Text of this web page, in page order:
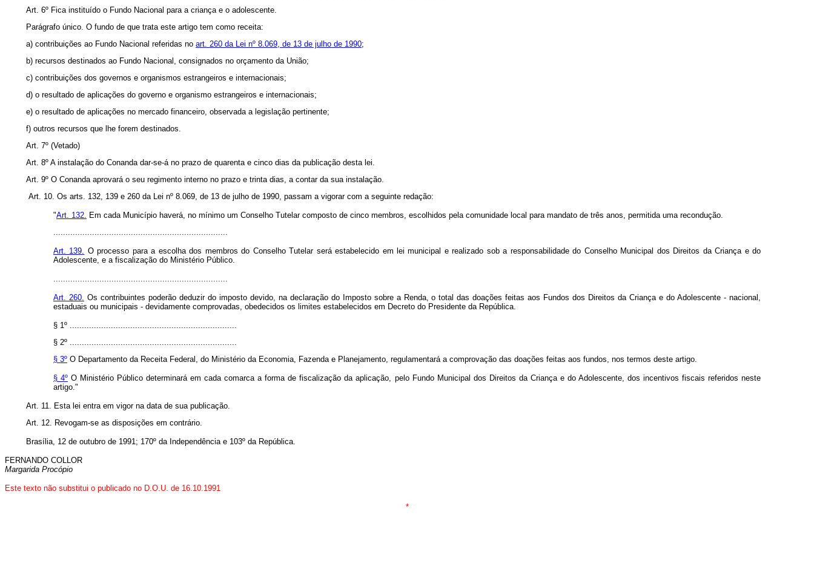
Art. 6º Fica instituído o Fundo Nacional para a criança e o adolescente.
Parágrafo único. O fundo de que trata este artigo tem como receita:
a) contribuições ao Fundo Nacional referidas no art. 260 da Lei nº 8.069, de 13 de julho de 1990;
b) recursos destinados ao Fundo Nacional, consignados no orçamento da União;
c) contribuições dos governos e organismos estrangeiros e internacionais;
d) o resultado de aplicações do governo e organismo estrangeiros e internacionais;
e) o resultado de aplicações no mercado financeiro, observada a legislação pertinente;
f) outros recursos que lhe forem destinados.
Art. 7º (Vetado)
Art. 8º A instalação do Conanda dar-se-á no prazo de quarenta e cinco dias da publicação desta lei.
Art. 9º O Conanda aprovará o seu regimento interno no prazo e trinta dias, a contar da sua instalação.
Art. 10. Os arts. 132, 139 e 260 da Lei nº 8.069, de 13 de julho de 1990, passam a vigorar com a seguinte redação:
"Art. 132. Em cada Município haverá, no mínimo um Conselho Tutelar composto de cinco membros, escolhidos pela comunidade local para mandato de três anos, permitida uma recondução.
........................................................................
Art. 139. O processo para a escolha dos membros do Conselho Tutelar será estabelecido em lei municipal e realizado sob a responsabilidade do Conselho Municipal dos Direitos da Criança e do
Adolescente, e a fiscalização do Ministério Público.
........................................................................
Art. 260. Os contribuintes poderão deduzir do imposto devido, na declaração do Imposto sobre a Renda, o total das doações feitas aos Fundos dos Direitos da Criança e do Adolescente - nacional,
estaduais ou municipais - devidamente comprovadas, obedecidos os limites estabelecidos em Decreto do Presidente da República.
§ 1º .....................................................................
§ 2º .....................................................................
§ 3º O Departamento da Receita Federal, do Ministério da Economia, Fazenda e Planejamento, regulamentará a comprovação das doações feitas aos fundos, nos termos deste artigo.
§ 4º O Ministério Público determinará em cada comarca a forma de fiscalização da aplicação, pelo Fundo Municipal dos Direitos da Criança e do Adolescente, dos incentivos fiscais referidos neste
artigo."
Art. 11. Esta lei entra em vigor na data de sua publicação.
Art. 12. Revogam-se as disposições em contrário.
Brasília, 12 de outubro de 1991; 170º da Independência e 103º da República.
FERNANDO COLLOR
Margarida Procópio
Este texto não substitui o publicado no D.O.U. de 16.10.1991
*